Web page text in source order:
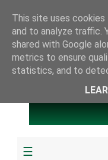
This site uses
and to analyze traffic.
shared with Google
metrics to ensure
statistics, and to